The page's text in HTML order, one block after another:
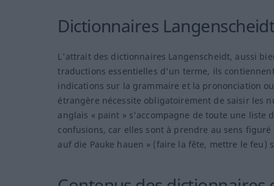
Dictionnaires
L'attrait des dictionnaires Langenscheidt, aussi
traductions essentielles d'un terme, ils
indications sur la grammaire et la prononciation
étrangère nécessite obligatoirement de saisir les
anglais « paint » s'accompagne de toute une
confusions, car elles sont à prendre au sens
auf die Pauke hauen » (faire la fête, mettre le feu)